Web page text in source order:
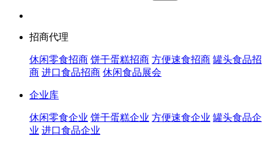
招商代理
休闲零食招商 饼干蛋糕招商 方便速食招商 罐头食品招
商 进口食品招商 休闲食品展会
企业库
休闲零食企业 饼干蛋糕企业 方便速食企业 罐头食品企
业 进口食品企业